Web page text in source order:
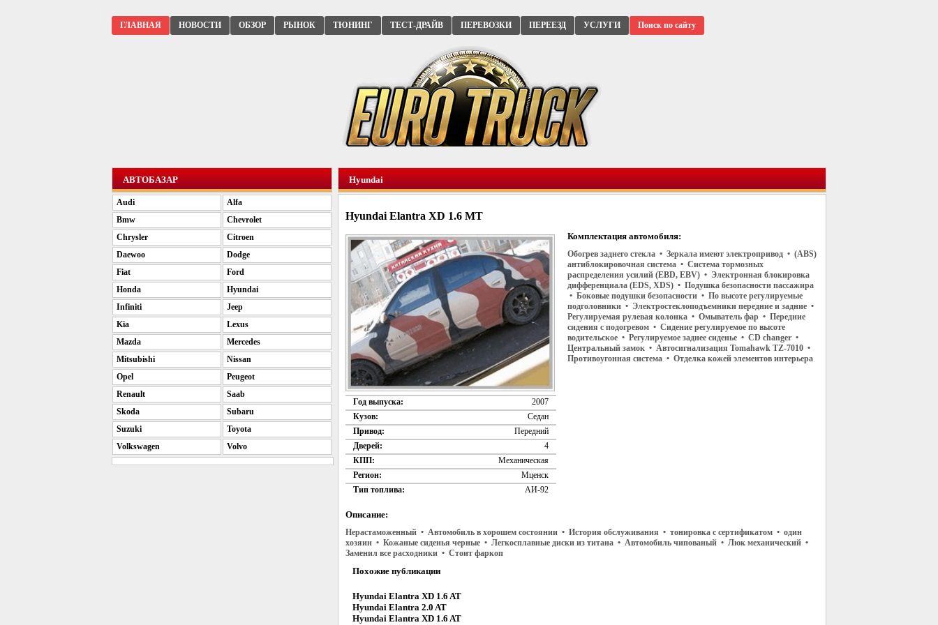
ГЛАВНАЯ НОВОСТИ ОБЗОР РЫНОК ТЮНИНГ ТЕСТ-ДРАЙВ ПЕРЕВОЗКИ ПЕРЕЕЗД УСЛУГИ Поиск по сайту
Hyundai
Hyundai Elantra XD 1.6 MT
Год выпуска:
2007
Кузов:
Седан
Привод:
Передний
Дверей:
4
КПП:
Механическая
Регион:
Мценск
Тип топлива:
АИ-92
Комплектация автомобиля:
Обогрев заднего стекла • Зеркала имеют электропривод • (ABS)
антиблокировочная система • Система тормозных
распределения усилий (EBD, EBV) • Электронная блокировка
дифференциала (EDS, XDS) • Подушка безопасности пассажира
• Боковые подушки безопасности • По высоте регулируемые
подголовники • Электростеклоподъемники передние и задние •
Регулируемая рулевая колонка • Омыватель фар • Передние
сидения с подогревом • Сидение регулируемое по высоте
водительское • Регулируемое заднее сиденье • CD changer •
Центральный замок • Автосигнализация Tomahawk TZ-7010 •
Противоугонная система • Отделка кожей элементов интерьера
Описание:
Нерастаможенный • Автомобиль в хорошем состоянии • История обслуживания • тонировка с сертификатом • один
хозяин • Кожаные сиденья черные • Легкосплавные диски из титана • Автомобиль чипованый • Люк механический •
Заменил все расходники • Стоит фаркоп
Похожие публикации
Hyundai Elantra XD 1.6 AT
Hyundai Elantra 2.0 AT
Hyundai Elantra XD 1.6 AT
АВТОБАЗАР
Audi
Alfa
Bmw
Chevrolet
Chrysler
Citroen
Daewoo
Dodge
Fiat
Ford
Honda
Hyundai
Infiniti
Jeep
Kia
Lexus
Mazda
Mercedes
Mitsubishi
Nissan
Opel
Peugeot
Renault
Saab
Skoda
Subaru
Suzuki
Toyota
Volkswagen
Volvo